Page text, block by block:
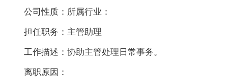
公司性质：所属行业：
担任职务：主管助理
工作描述：协助主管处理日常事务。
离职原因：